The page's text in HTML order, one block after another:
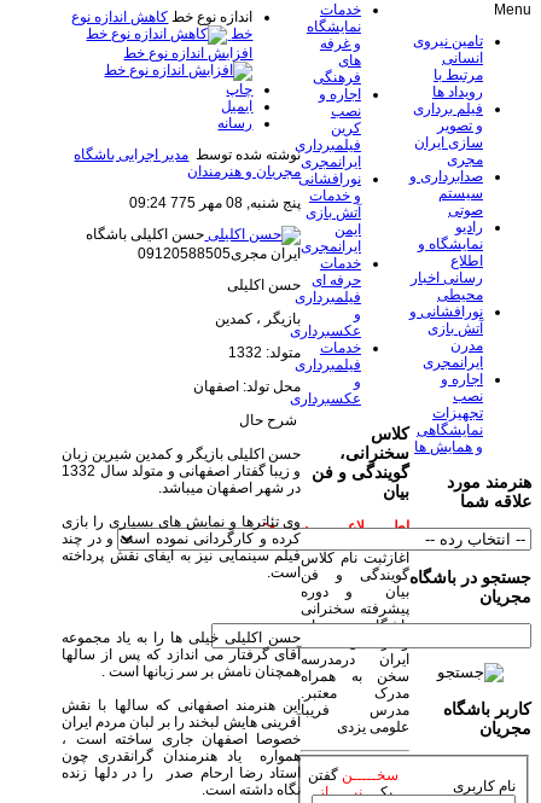
اندازه نوع خط کاهش اندازه نوع
خط
افزایش اندازه نوع خط
چاپ
ایمیل
رسانه
نوشته شده توسط مدیر اجرایی باشگاه
مجریان و هنرمندان
پنج شنبه, 08 مهر 775 09:24
​حسن اکلیلی باشگاه
ایران مجری09120588505
​حسن اکلیلی
بازیگر ، کمدین
متولد: 1332
محل تولد: اصفهان
شرح حال
حسن اکلیلی بازیگر و کمدین شیرین زبان
و زیبا گفتار اصفهانی و متولد سال 1332
در شهر اصفهان میباشد.
وی تئاترها و نمایش های بسیاری را بازی
کرده و کارگردانی نموده است و در چند
فیلم سینمایی نیز به ایفای نقش پرداخته
است.
حسن اکلیلی خیلی ها را به یاد مجموعه
آقای گرفتار می اندازد که پس از سالها
همچنان نامش بر سر زبانها است .
این هنرمند اصفهانی که سالها با نقش
آفرینی هایش لبخند را بر لبان مردم ایران
خصوصا اصفهان جاری ساخته است ،
همواره یاد هنرمندان گرانقدری چون
استاد رضا ارحام صدر را در دلها زنده
نگاه داشته است.
خدمات
نمایشگاه
و غرفه
های
فرهنگی
اجاره و
نصب
کرین
فیلمبرداری
ایرانمجری
نورافشانی
و خدمات
آتش بازی
ایمن
ایرانمجری
خدمات
حرفه ای
فیلمبرداری
و
عکسبرداری
خدمات
فیلمبرداری
و
عکسبرداری
کلاس
سخنرانی،
گویندگی و فن
بیان
اطــــــلاعــــــــیــــــه:
آغازثبت نام کلاس
گویندگی و فن
بیان و دوره
پیشرفته سخنرانی
باشگاه مجریان
وهنرمندان صحنه
ایران درمدرسه
سخن به همراه
مدرک معتبر.
مدرس فریبا
علومی یزدی
سخـــــنگفتن
یکـــنیـــــاز
Menu
تامین نیروی
انسانی
مرتبط با
رویداد ها
فیلم برداری
و تصویر
سازی ایران
مجری
صدابرداری و
سیستم
صوتی
رادیو
نمایشگاه و
اطلاع
رسانی اخبار
محیطی
نورافشانی و
آتش بازی
مدرن
ایرانمجری
اجاره و
نصب
تجهیزات
نمایشگاهی
و همایش ها
هنرمند مورد
علاقه شما
جستجو در باشگاه
مجریان
کاربر باشگاه
مجریان
نام کاربری